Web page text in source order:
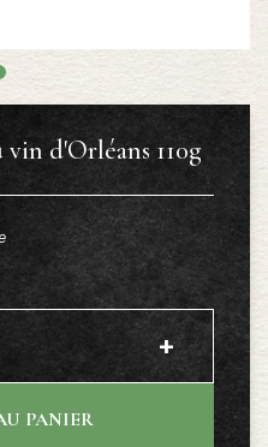
d'Orléans 110g
+
PANIER